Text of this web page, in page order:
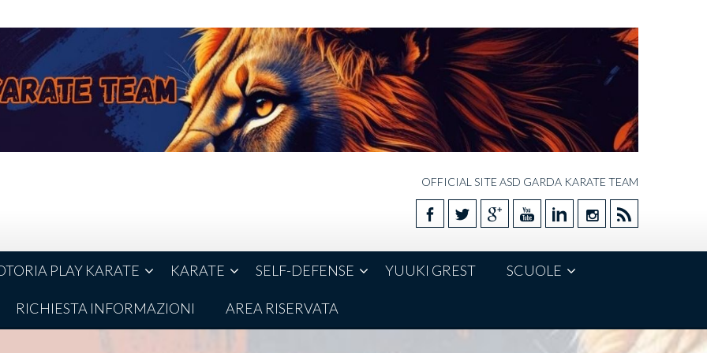
OFFICIAL SITE ASD GARDA KARATE TEAM
PLAY KARATE KARATE SELF-DEFENSE YUUKI GREST SCUOLE
RICHIESTA INFORMAZIONI AREA RISERVATA